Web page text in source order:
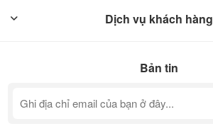
Dịch vụ khách hàng
Bản tin